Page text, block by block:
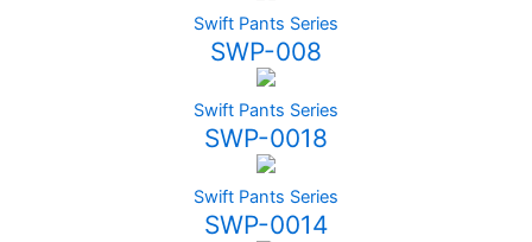
Swift Pants Series
SWP-008
Swift Pants Series
SWP-0018
Swift Pants Series
SWP-0014